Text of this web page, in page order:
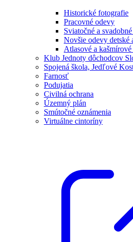
Historické fotografie
Pracovné odevy
Sviatočné a
Novšie odevy detské
Atlasové a
Klub Jednoty dôchodcov
Spojená škola, Jedľové
Farnosť
Podujatia
Civilná ochrana
Územný plán
Smútočné oznámenia
Virtuálne cintoríny